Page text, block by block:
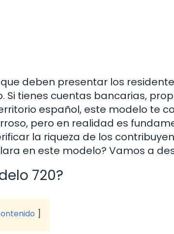
deben presentar los
Si tienes cuentas bancarias,
español, este modelo te
pero en realidad es
la riqueza de los
en este modelo? Vamos a
720?